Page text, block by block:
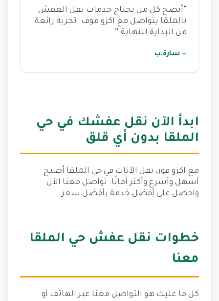
“أنصح كل من يحتاج خدمات نقل العفش
بالملقا يتواصل مع اكزو موف. تجربة رائعة
من البداية للنهاية.”
— سارة.ب
ابدأ الآن نقل عفشك في حي
الملقا بدون أي قلق
مع اكزو فور، نقل الأثاث في حي الملقا أصبح
أسهل وأسرع وأكثر أمانًا. تواصل معنا الآن
واحصل على أفضل خدمة بأفضل سعر.
خطوات نقل عفش حي الملقا
معنا
كل ما عليك هو التواصل معنا عبر الهاتف أو